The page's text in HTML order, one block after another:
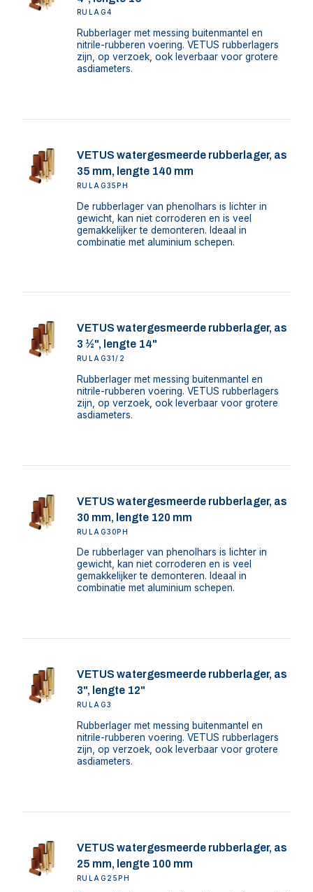
RULAG4
Rubberlager met messing buitenmantel en
nitrile-rubberen voering. VETUS rubberlagers
zijn, op verzoek, ook leverbaar voor grotere
asdiameters.
VETUS watergesmeerde rubberlager, as
35 mm, lengte 140 mm
RULAG35PH
De rubberlager van phenolhars is lichter in
gewicht, kan niet corroderen en is veel
gemakkelijker te demonteren. Ideaal in
combinatie met aluminium schepen.
VETUS watergesmeerde rubberlager, as
3 ½", lengte 14"
RULAG31/2
Rubberlager met messing buitenmantel en
nitrile-rubberen voering. VETUS rubberlagers
zijn, op verzoek, ook leverbaar voor grotere
asdiameters.
VETUS watergesmeerde rubberlager, as
30 mm, lengte 120 mm
RULAG30PH
De rubberlager van phenolhars is lichter in
gewicht, kan niet corroderen en is veel
gemakkelijker te demonteren. Ideaal in
combinatie met aluminium schepen.
VETUS watergesmeerde rubberlager, as
3", lengte 12"
RULAG3
Rubberlager met messing buitenmantel en
nitrile-rubberen voering. VETUS rubberlagers
zijn, op verzoek, ook leverbaar voor grotere
asdiameters.
VETUS watergesmeerde rubberlager, as
25 mm, lengte 100 mm
RULAG25PH